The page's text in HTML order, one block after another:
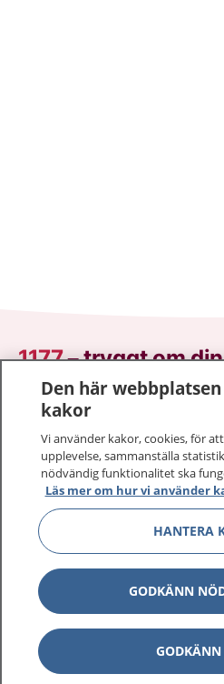
1177–tryggt om
På 1177.se får du råd om
sjukdomar och vilka
Logga in för att läsa din
vårdärenden. Ring
sjukvårdsrådgivning dygnet
1177 ger dig råd när du vill
1177 på flera språk
Den här
kakor
Vi använder kakor, cookies, för
upplevelse, sammanställa
nödvändig funktionalitet ska
Läs mer om hur vi använder
HANTERA
GODKÄNN